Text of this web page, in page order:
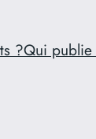
?Qui